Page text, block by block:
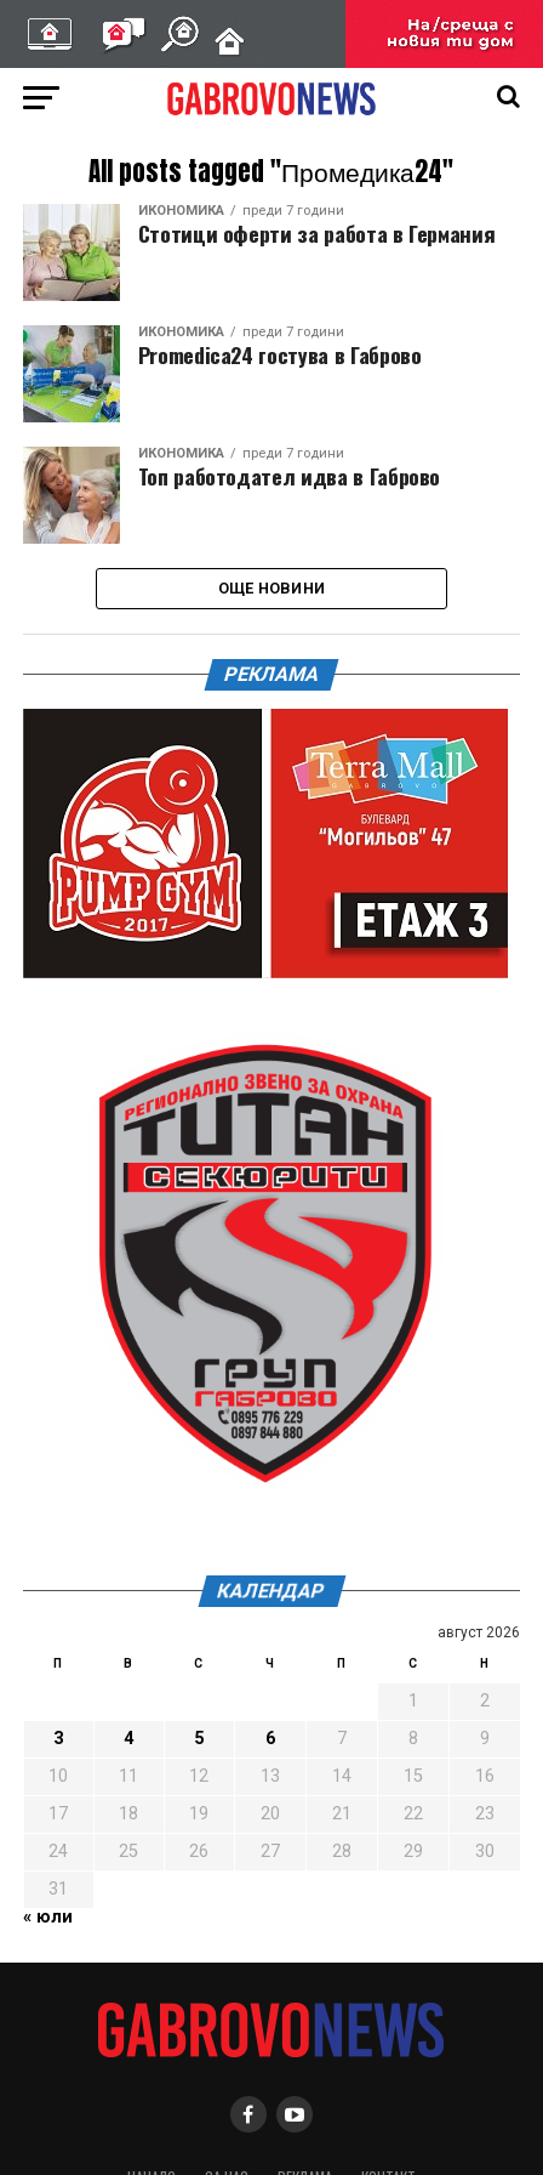
All posts tagged "Промедика24"
ИКОНОМИКА преди 7 години
Стотици оферти за работа в Германия
ИКОНОМИКА преди 7 години
Promedica24 гостува в Габрово
ИКОНОМИКА преди 7 години
Топ работодател идва в Габрово
ОЩЕ НОВИНИ
РЕКЛАМА
КАЛЕНДАР
август 2026
П В С Ч П С Н
1
2
3
4 5 6 7 8
9
10
11 12 13 14 15
16
17
18 19 20 21 22
23
24
25 26 27 28 29
30
31
« юли